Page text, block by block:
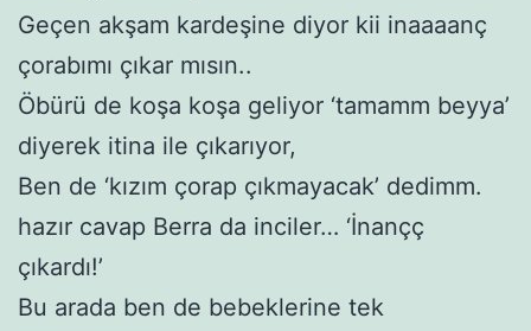
Geçen akşam kardeşine diyor kii inaaaanç
çorabımı çıkar mısın..
Öbürü de koşa koşa geliyor ‘tamamm beyya’
diyerek itina ile çıkarıyor,
Ben de ‘kızım çorap çıkmayacak’ dedimm.
hazır cavap Berra da inciler… ‘İnançç
çıkardı!’
Bu arada ben de bebeklerine tek